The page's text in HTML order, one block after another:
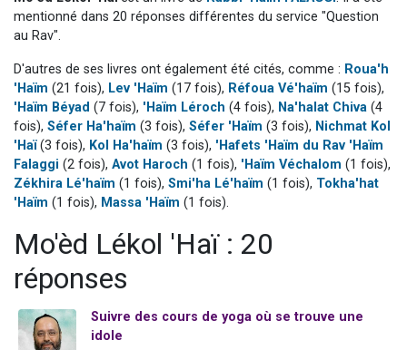
3 personnes viennent de faire un don pour Événements Torah-Box
11 personnes viennent de demander une bénédiction
Il reste 49 places pour étudier en groupe sur Zoom
2 personnes viennent de nous rejoindre sur WhatsApp
mentionné dans 20 réponses différentes du service "Question
au Rav".
D'autres de ses livres ont également été cités, comme : Roua'h
'Haïm (21 fois), Lev 'Haïm (17 fois), Réfoua Vé'haïm (15 fois),
'Haïm Béyad (7 fois), 'Haïm Léroch (4 fois), Na'halat Chiva (4
fois), Séfer Ha'haïm (3 fois), Séfer 'Haïm (3 fois), Nichmat Kol
'Haï(3 fois), Kol Ha'haïm (3 fois), 'Hafets 'Haïm du Rav 'Haïm
Falaggi (2 fois), Avot Haroch (1 fois), 'Haïm Véchalom (1 fois),
Zékhira Lé'haïm (1 fois), Smi'ha Lé'haïm (1 fois), Tokha'hat
'Haïm (1 fois), Massa 'Haïm (1 fois).
Mo'èd Lékol 'Haï : 20
réponses
Suivre des cours de yoga où se trouve une
idole